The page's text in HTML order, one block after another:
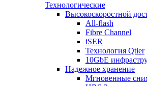
Технологические
Высокоскоростной
All-flash
Fibre Channel
iSER
Технология Qtier
10GbE
Надежное хранение
Мгновенные